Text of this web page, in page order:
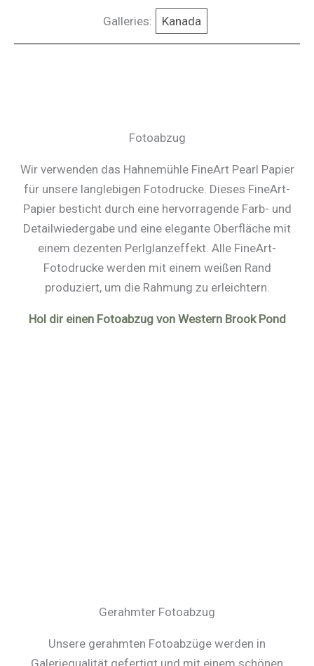
Galleries: Kanada
Fotoabzug
Wir verwenden das Hahnemühle FineArt Pearl Papier
für unsere langlebigen Fotodrucke. Dieses FineArt-
Papier besticht durch eine hervorragende Farb- und
Detailwiedergabe und eine elegante Oberfläche mit
einem dezenten Perlglanzeffekt. Alle FineArt-
Fotodrucke werden mit einem weißen Rand
produziert, um die Rahmung zu erleichtern.
Hol dir einen Fotoabzug von Western Brook Pond
Gerahmter Fotoabzug
Unsere gerahmten Fotoabzüge werden in
Galeriequalität gefertigt und mit einem schönen